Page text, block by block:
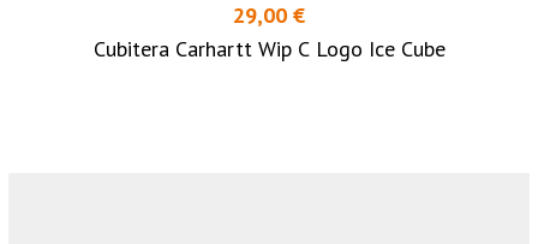
29,00 €
Cubitera Carhartt Wip C Logo Ice Cube